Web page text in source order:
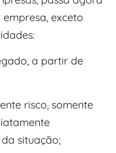
exceto
a partir de
risco, somente
situação;